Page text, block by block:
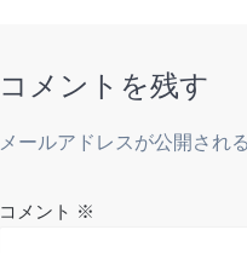
コメントを残す
メールアドレスが公開され
コメント ※